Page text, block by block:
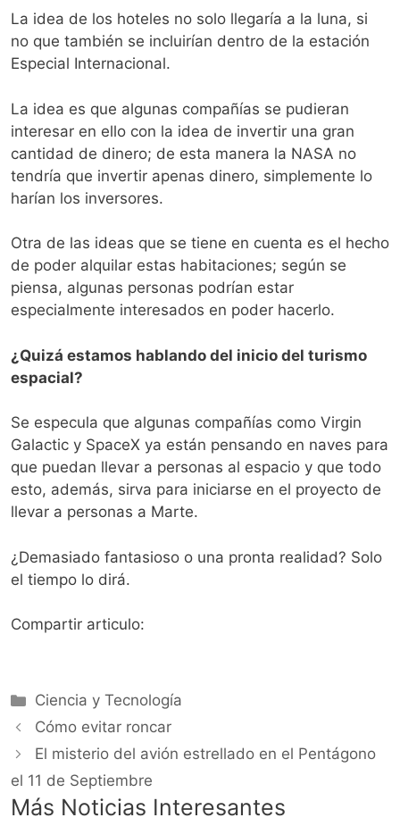
La idea de los hoteles no solo llegaría a la luna, si
no que también se incluirían dentro de la estación
Especial Internacional.
La idea es que algunas compañías se pudieran
interesar en ello con la idea de invertir una gran
cantidad de dinero; de esta manera la NASA no
tendría que invertir apenas dinero, simplemente lo
harían los inversores.
Otra de las ideas que se tiene en cuenta es el hecho
de poder alquilar estas habitaciones; según se
piensa, algunas personas podrían estar
especialmente interesados en poder hacerlo.
¿Quizá estamos hablando del inicio del turismo
espacial?
Se especula que algunas compañías como Virgin
Galactic y SpaceX ya están pensando en naves para
que puedan llevar a personas al espacio y que todo
esto, además, sirva para iniciarse en el proyecto de
llevar a personas a Marte.
¿Demasiado fantasioso o una pronta realidad? Solo
el tiempo lo dirá.
Compartir articulo:
Categorías
Ciencia y Tecnología
Cómo evitar roncar
El misterio del avión estrellado en el Pentágono
el 11 de Septiembre
Más Noticias Interesantes